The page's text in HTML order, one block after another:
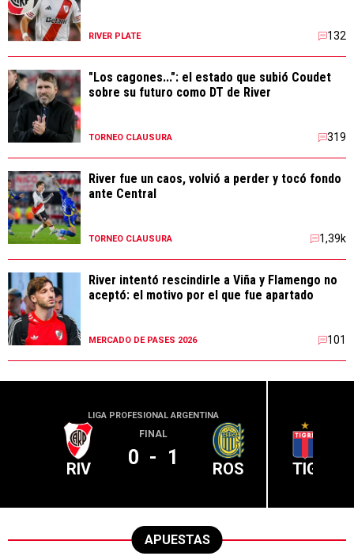
RIVER PLATE 132
"Los cagones...": el estado que subió Coudet
sobre su futuro como DT de River
TORNEO CLAUSURA 319
River fue un caos, volvió a perder y tocó fondo
ante Central
TORNEO CLAUSURA 1,39k
River intentó rescindirle a Viña y Flamengo no
aceptó: el motivo por el que fue apartado
MERCADO DE PASES 2026 101
LIGA PROFESIONAL ARGENTINA
RIV
FINAL
0 - 1 ROS TIG
APUESTAS